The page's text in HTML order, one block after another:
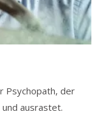
Psychopath, der
ausrastet.